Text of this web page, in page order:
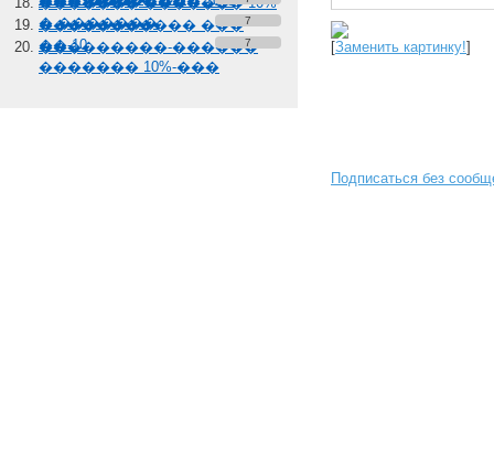
� �������
����������� ���
��-10
7
���������-������
������� 10%-���
7 [Заменить картинку!]
Подписаться без